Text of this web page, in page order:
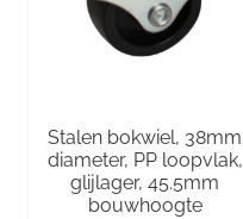
Stalen bokwiel, 38mm
diameter, PP loopvlak,
glijlager, 45.5mm
bouwhoogte